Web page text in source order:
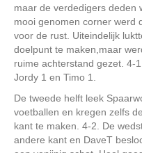
maar de verdedigers deden
mooi genomen corner werd
voor de rust. Uiteindelijk
doelpunt te maken,maar
ruime achterstand gezet. 4-
Jordy 1 en Timo 1.
De tweede helft leek
voetballen en kregen zelfs
kant te maken. 4-2. De
andere kant en DaveT